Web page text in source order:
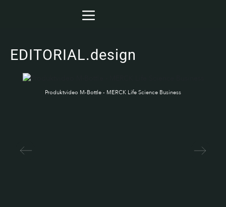
Produktvideo M-Bottle - MERCK Life Science Business
EDITORIAL.design